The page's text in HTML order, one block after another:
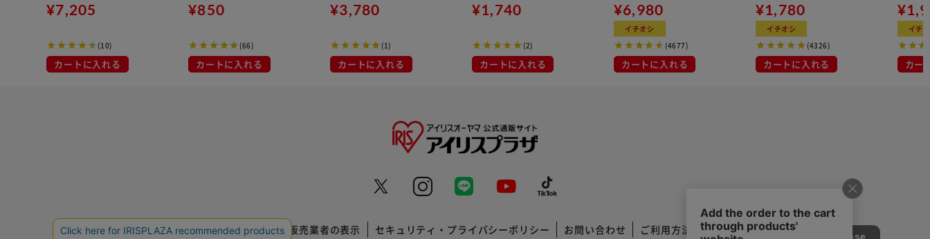
フード ドライフード
¥7,205
(10)
カートに入れる
味（キャットニップ）130g
¥850
(66)
カートに入れる
¥3,780
(1)
カートに入れる
バラエティパック 312g 猫
¥1,740
(2)
カートに入れる
¥6,980
イチオシ
(4677)
カートに入れる
用
¥1,780
イチオシ
(4326)
カートに入れる
イチ
カー
特定商取引法に基づく通信販売業者の表示 セキュリティ・プライバシーポリシー お問い合わせ ご利用方法 ご利用規約